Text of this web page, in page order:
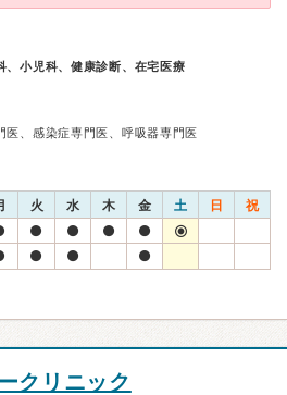
、小児科、健康診断、在宅医療
医、感染症専門医、呼吸器専門医
火 水 木 金 土 日 祝
クリニック